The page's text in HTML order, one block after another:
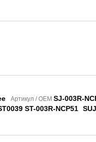
Артикул / OEM SJ-003R-
ST-003R-NCP51